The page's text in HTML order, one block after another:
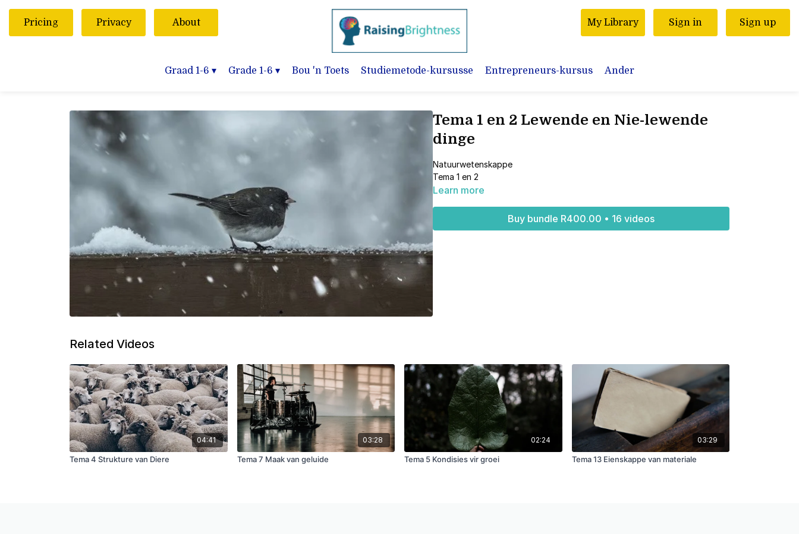
Pricing Privacy About My Library Sign in Sign up
Graad 1-6 ▾ Grade 1-6 ▾ Bou 'n Toets Studiemetode-kursusse Entrepreneurs-kursus Ander
Tema 1 en 2 Lewende en Nie-lewende
dinge
Natuurwetenskappe
Tema 1 en 2
Learn more
Buy bundle R400.00 • 16 videos
Related Videos
04:41
Tema 4 Strukture van Diere
03:28
Tema 7 Maak van geluide
02:24
Tema 5 Kondisies vir groei
03:29
Tema 13 Eienskappe van materiale